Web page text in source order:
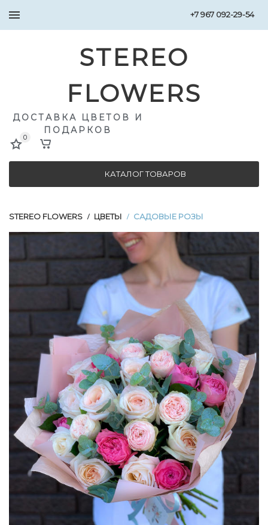
+7 967 092-29-54
STEREO
FLOWERS
ДОСТАВКА ЦВЕТОВ И
ПОДАРКОВ
0
КАТАЛОГ ТОВАРОВ
STEREO FLOWERS / ЦВЕТЫ / САДОВЫЕ РОЗЫ